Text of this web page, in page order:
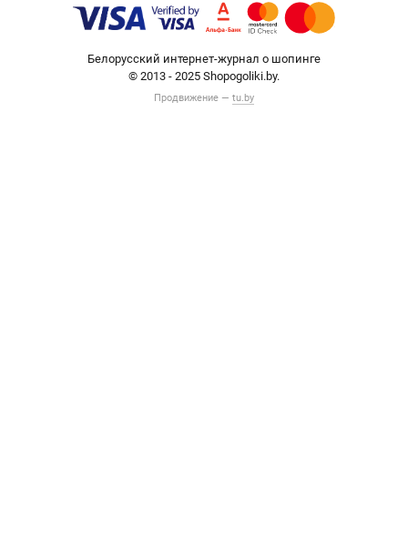
Белорусский интернет-журнал о шопинге
© 2013 - 2025 Shopogoliki.by.
Продвижение — tu.by